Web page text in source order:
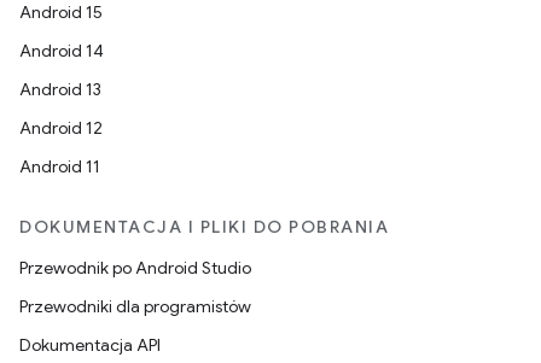
Android 15
Android 14
Android 13
Android 12
Android 11
DOKUMENTACJA I PLIKI DO POBRANIA
Przewodnik po Android Studio
Przewodniki dla programistów
Dokumentacja API